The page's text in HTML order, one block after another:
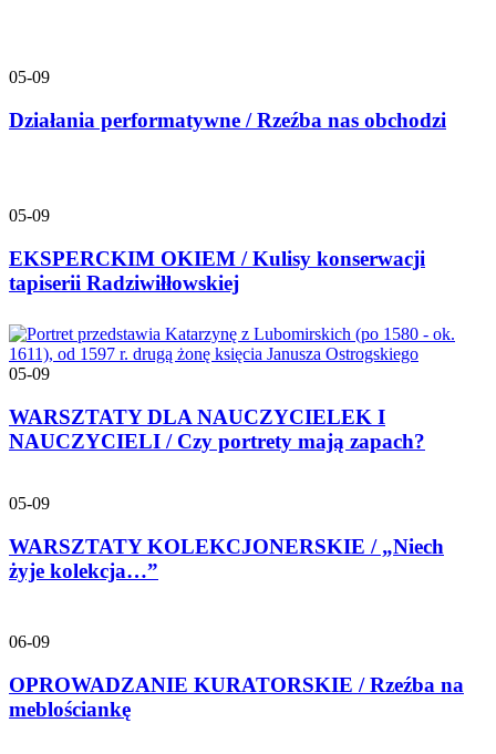
05-09
Działania performatywne / Rzeźba nas obchodzi
05-09
EKSPERCKIM OKIEM / Kulisy konserwacji
tapiserii Radziwiłłowskiej
05-09
WARSZTATY DLA NAUCZYCIELEK I
NAUCZYCIELI / Czy portrety mają zapach?
05-09
WARSZTATY KOLEKCJONERSKIE / „Niech
żyje kolekcja…”
06-09
OPROWADZANIE KURATORSKIE / Rzeźba na
meblościankę